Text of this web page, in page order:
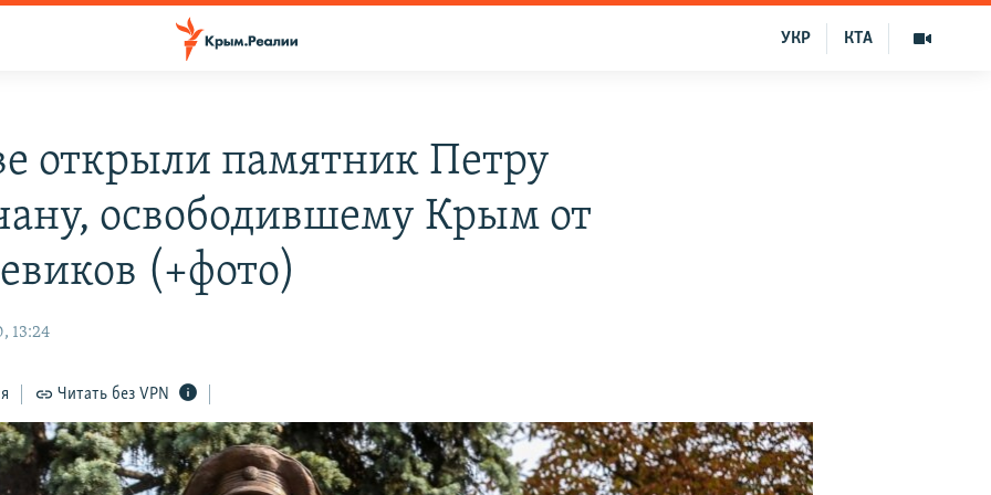
КТА
УКР
открыли памятник Петру
освободившему Крым от
(+фото)
13:24
Читать без VPN